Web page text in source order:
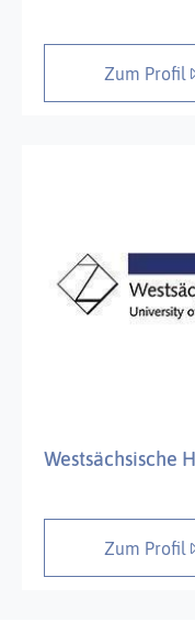
Zum Profil
Westsächsische
Zum Profil